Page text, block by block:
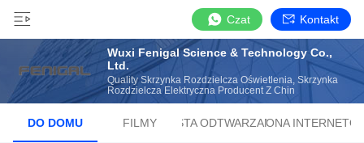
Czat Kontakt
Wuxi Fenigal Science & Technology Co.,
Ltd.
Quality Skrzynka Rozdzielcza Oświetlenia, Skrzynka
Rozdzielcza Elektryczna Producent Z Chin
DO DOMU FILMY LISTA ODTWARZANIA
STRONA